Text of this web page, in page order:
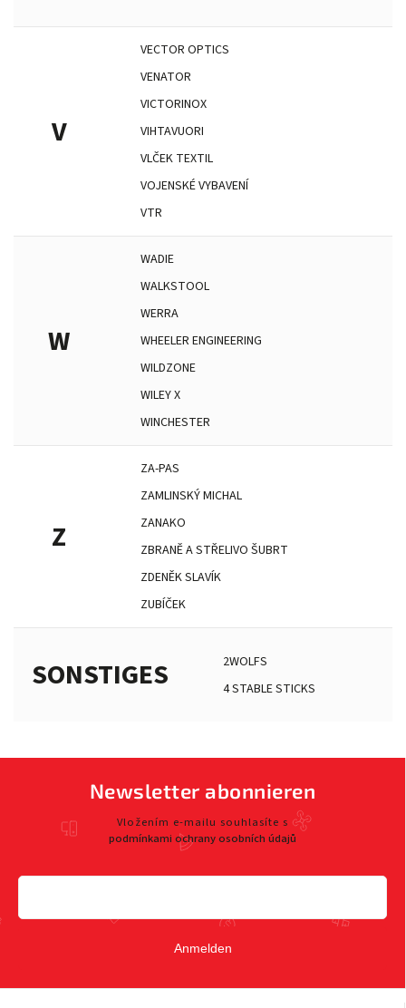
V
VECTOR OPTICS
VENATOR
VICTORINOX
VIHTAVUORI
VLČEK TEXTIL
VOJENSKÉ VYBAVENÍ
VTR
W
WADIE
WALKSTOOL
WERRA
WHEELER ENGINEERING
WILDZONE
WILEY X
WINCHESTER
Z
ZA-PAS
ZAMLINSKÝ MICHAL
ZANAKO
ZBRANĚ A STŘELIVO ŠUBRT
ZDENĚK SLAVÍK
ZUBÍČEK
SONSTIGES
2WOLFS
4 STABLE STICKS
Newsletter abonnieren
Vložením e-mailu souhlasíte s
podmínkami ochrany osobních údajů
Anmelden